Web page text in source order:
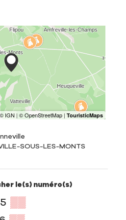
SOUS-LES-MONTS
le(s) numéro(s)
▒▒